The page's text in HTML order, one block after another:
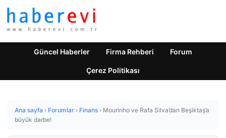
Güncel Haberler Firma Rehberi Forum
Çerez Politikası
Ana sayfa › Forumlar › Finans › Mourinho ve Rafa Silva’dan Beşiktaş’a
büyük darbe!